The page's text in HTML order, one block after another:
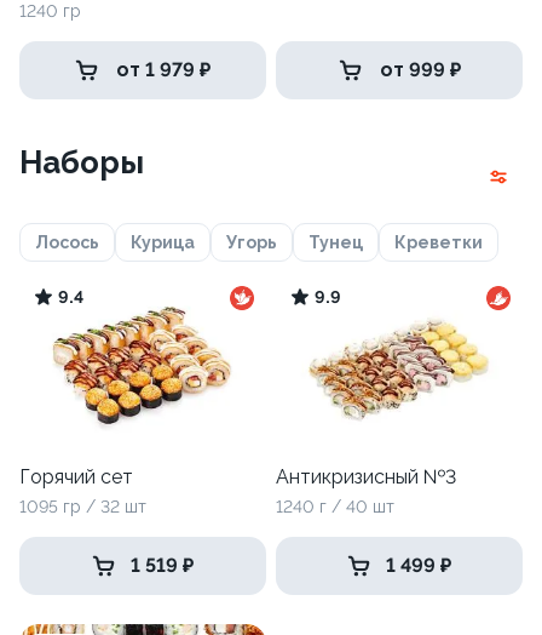
1240 гр
от 1 979 ₽ от 999 ₽
Наборы
Лосось Курица Угорь Тунец Креветки
9.4
Горячий сет
1095 гр / 32 шт
1 519 ₽
9.9
Антикризисный №3
1240 г / 40 шт
1 499 ₽